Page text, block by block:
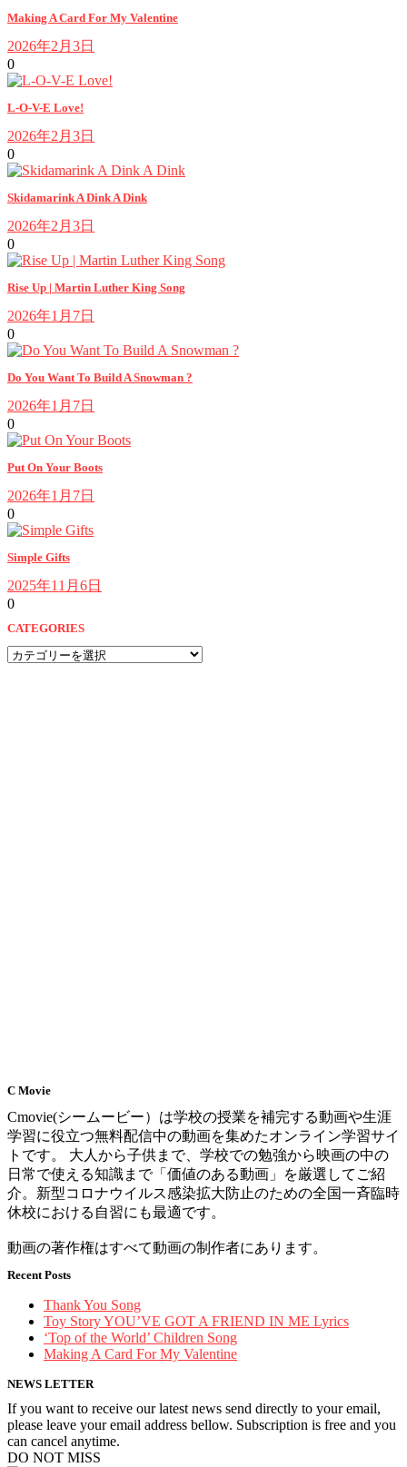
Making A Card For My Valentine
2026年2月3日
0
L-O-V-E Love!
2026年2月3日
0
Skidamarink A Dink A Dink
2026年2月3日
0
Rise Up | Martin Luther King Song
2026年1月7日
0
Do You Want To Build A Snowman ?
2026年1月7日
0
Put On Your Boots
2026年1月7日
0
Simple Gifts
2025年11月6日
0
CATEGORIES
CATEGORIES
C Movie
Cmovie(シームービー）は学校の授業を補完する動画や生涯
学習に役立つ無料配信中の動画を集めたオンライン学習サイ
トです。 大人から子供まで、学校での勉強から映画の中の
日常で使える知識まで「価値のある動画」を厳選してご紹
介。新型コロナウイルス感染拡大防止のための全国一斉臨時
休校における自習にも最適です。
動画の著作権はすべて動画の制作者にあります。
Recent Posts
Thank You Song
Toy Story YOU’VE GOT A FRIEND IN ME Lyrics
‘Top of the World’ Children Song
Making A Card For My Valentine
NEWS LETTER
If you want to receive our latest news send directly to your email,
please leave your email address bellow. Subscription is free and you
can cancel anytime.
DO NOT MISS